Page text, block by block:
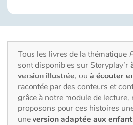
Contes d'ici et d'ailleurs
Princesses et princes, rois, reines
Ogres, monstres et sorcières
Héroïnes et héros
Tous les livres de la thématique
sont disponibles sur Storyplay’r
version illustrée, ou à écouter
racontée par des conteurs et
grâce à notre module de lecture,
proposons pour ces histoires
uneversion adaptée aux